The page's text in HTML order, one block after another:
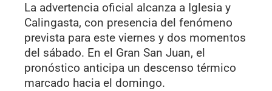
La advertencia oficial alcanza a Iglesia y
Calingasta, con presencia del fenómeno
prevista para este viernes y dos momentos
del sábado. En el Gran San Juan, el
pronóstico anticipa un descenso térmico
marcado hacia el domingo.